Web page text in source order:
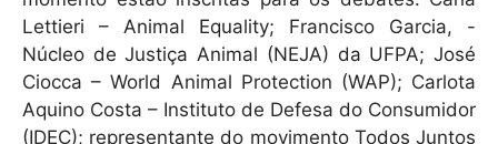
Lettieri – Animal Equality; Francisco Garcia, -
Núcleo de Justiça Animal (NEJA) da UFPA; José
Ciocca – World Animal Protection (WAP); Carlota
Aquino Costa – Instituto de Defesa do Consumidor
(IDEC); representante do movimento Todos Juntos